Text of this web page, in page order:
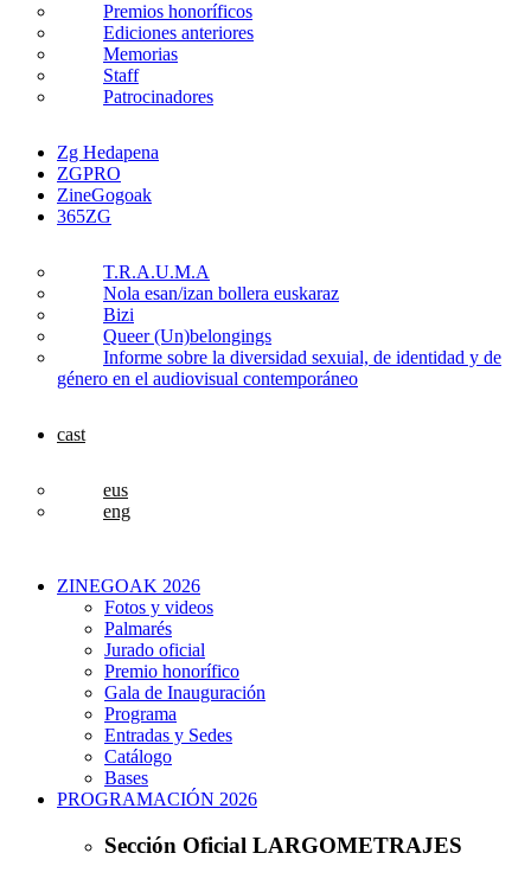
Premios honoríficos
Ediciones anteriores
Memorias
Staff
Patrocinadores
Zg Hedapena
ZGPRO
ZineGogoak
365ZG
T.R.A.U.M.A
Nola esan/izan bollera euskaraz
Bizi
Queer (Un)belongings
Informe sobre la diversidad sexuial, de identidad y de
género en el audiovisual contemporáneo
cast
eus
eng
ZINEGOAK 2026
Fotos y videos
Palmarés
Jurado oficial
Premio honorífico
Gala de Inauguración
Programa
Entradas y Sedes
Catálogo
Bases
PROGRAMACIÓN 2026
Sección Oficial LARGOMETRAJES